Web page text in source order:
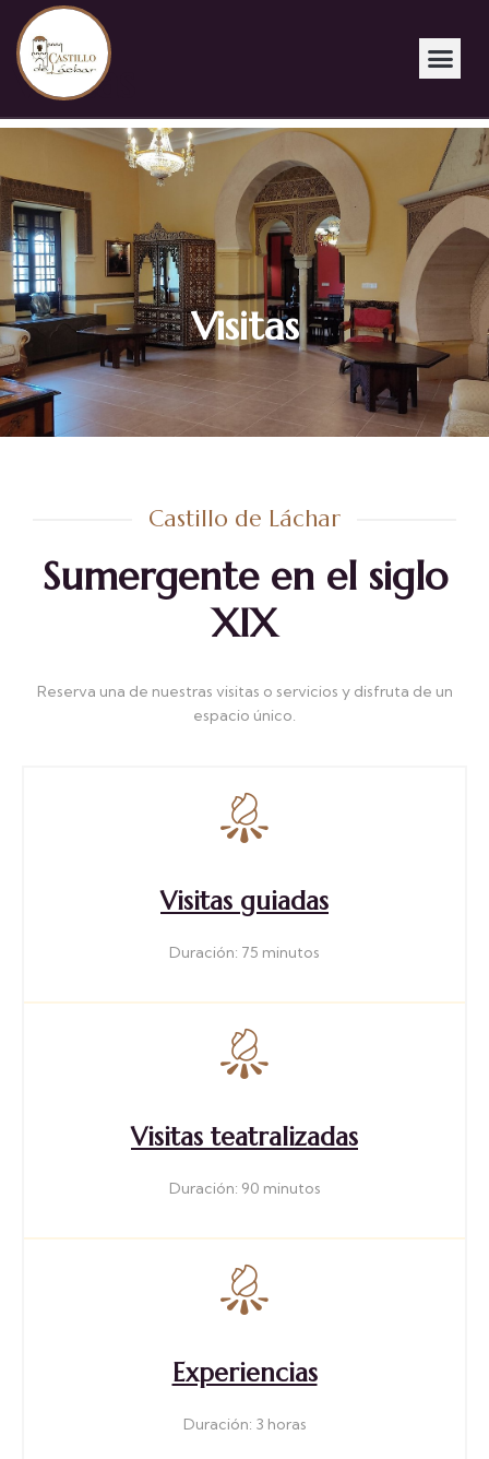
Visitas
Visitas
Castillo de Láchar
Sumergente en el siglo
XIX
Reserva una de nuestras visitas o servicios y disfruta de un
espacio único.
Visitas guiadas
Duración: 75 minutos
Visitas teatralizadas
Duración: 90 minutos
Experiencias
Duración: 3 horas